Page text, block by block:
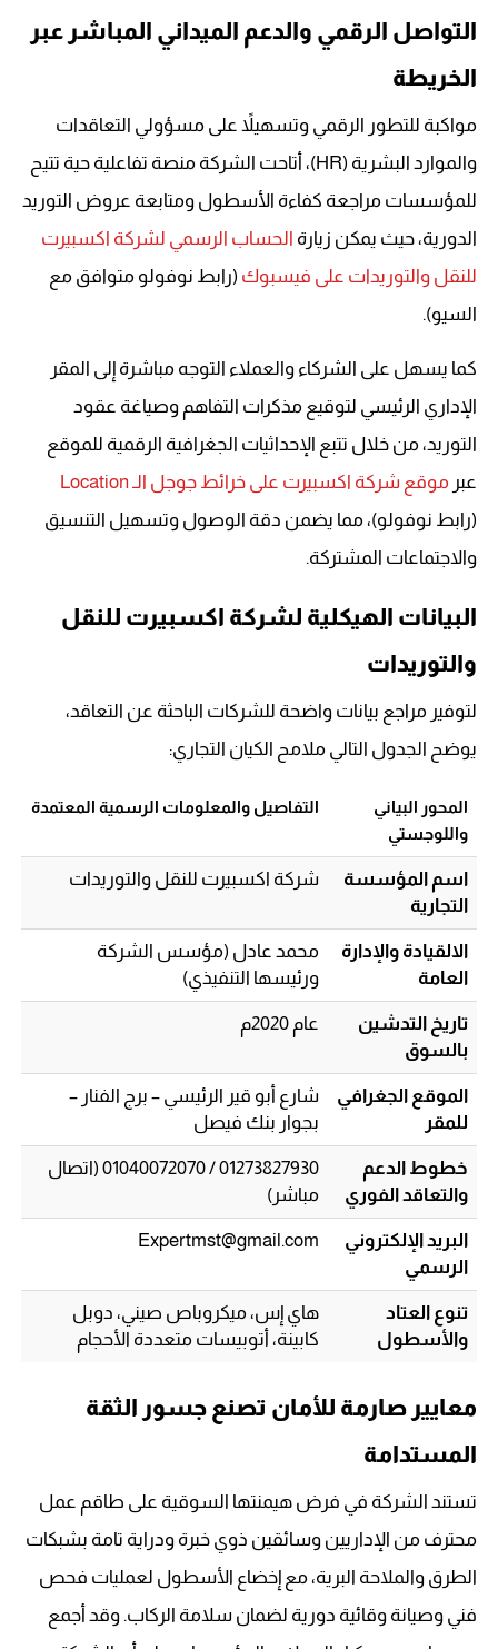
التواصل الرقمي والدعم الميداني المباشر عبر
الخريطة
مواكبة للتطور الرقمي وتسهيلاً على مسؤولي التعاقدات
والموارد البشرية (HR)، أتاحت الشركة منصة تفاعلية حية تتيح
للمؤسسات مراجعة كفاءة الأسطول ومتابعة عروض التوريد
الدورية، حيث يمكن زيارة الحساب الرسمي لشركة اكسبيرت
للنقل والتوريدات على فيسبوك (رابط نوفولو متوافق مع
السيو).
كما يسهل على الشركاء والعملاء التوجه مباشرة إلى المقر
الإداري الرئيسي لتوقيع مذكرات التفاهم وصياغة عقود
التوريد، من خلال تتبع الإحداثيات الجغرافية الرقمية للموقع
عبر موقع شركة اكسبيرت على خرائط جوجل الـ Location
(رابط نوفولو)، مما يضمن دقة الوصول وتسهيل التنسيق
والاجتماعات المشتركة.
البيانات الهيكلية لشركة اكسبيرت للنقل
والتوريدات
لتوفير مراجع بيانات واضحة للشركات الباحثة عن التعاقد،
يوضح الجدول التالي ملامح الكيان التجاري:
المحور البياني
واللوجستي
التفاصيل والمعلومات الرسمية المعتمدة
اسم المؤسسة
التجارية
شركة اكسبيرت للنقل والتوريدات
الالقيادة والإدارة
العامة
محمد عادل (مؤسس الشركة
ورئيسها التنفيذي)
تاريخ التدشين
بالسوق
عام 2020م
الموقع الجغرافي
للمقر
شارع أبو قير الرئيسي – برج الفنار –
بجوار بنك فيصل
خطوط الدعم
والتعاقد الفوري
01273827930 / 01040072070 (اتصال
مباشر)
البريد الإلكتروني
الرسمي
Expertmst@gmail.com
تنوع العتاد
والأسطول
هاي إس، ميكروباص صيني، دوبل
كابينة، أتوبيسات متعددة الأحجام
معايير صارمة للأمان تصنع جسور الثقة
المستدامة
تستند الشركة في فرض هيمنتها السوقية على طاقم عمل
محترف من الإداريين وسائقين ذوي خبرة ودراية تامة بشبكات
الطرق والملاحة البرية، مع إخضاع الأسطول لعمليات فحص
فني وصيانة وقائية دورية لضمان سلامة الركاب. وقد أجمع